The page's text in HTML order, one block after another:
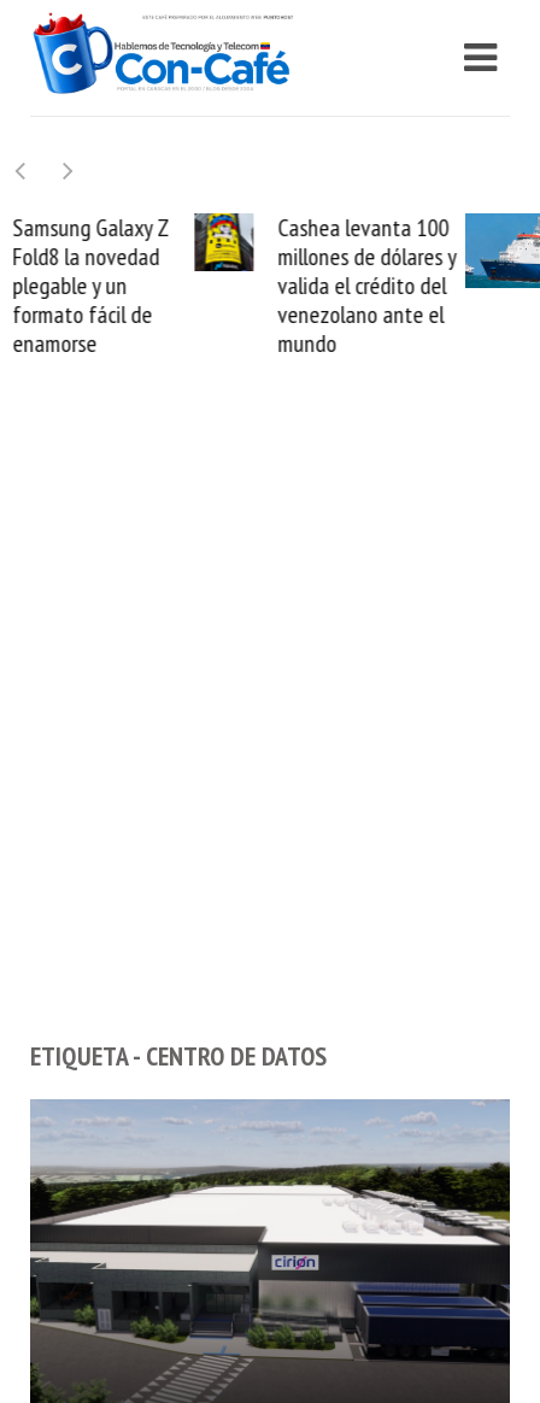
Cashea levanta 100
millones de dólares y
valida el crédito del
venezolano ante el
mundo
El buque Wave
Sentinel arranca la
reparación del
cable de Cirion
ETIQUETA - CENTRO DE DATOS